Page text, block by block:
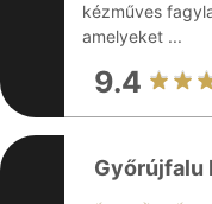
kézműves
amelyeket ...
9.4
Győrújfalu